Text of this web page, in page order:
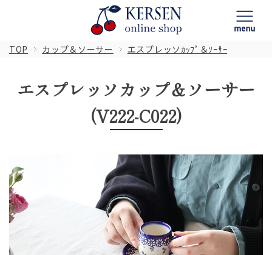
TOP カップ＆ソーサー エスプレッソｶｯﾌﾟ＆ｿｰｻｰ
エスプレッソカップ＆ソーサー
(V222-C022)